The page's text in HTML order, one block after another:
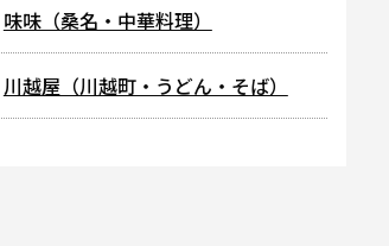
味味（桑名・中華料理）
川越屋（川越町・うどん・そば）